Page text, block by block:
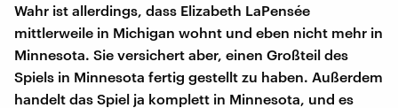
Wahr ist allerdings, dass Elizabeth LaPensée
mittlerweile in Michigan wohnt und eben nicht mehr in
Minnesota. Sie versichert aber, einen Großteil des
Spiels in Minnesota fertig gestellt zu haben. Außerdem
handelt das Spiel ja komplett in Minnesota, und es